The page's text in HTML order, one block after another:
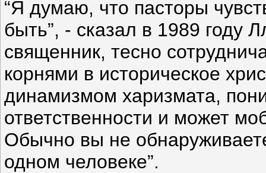
“Я думаю, что пасторы
быть”, - сказал в 1989 году
священник, тесно
корнями в историческое
динамизмом харизмата,
ответственности и может
Обычно вы не
одном человеке”.